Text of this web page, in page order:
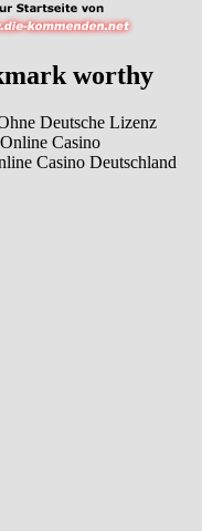
worthy
Deutsche Lizenz
Online Casino
Casino Deutschland